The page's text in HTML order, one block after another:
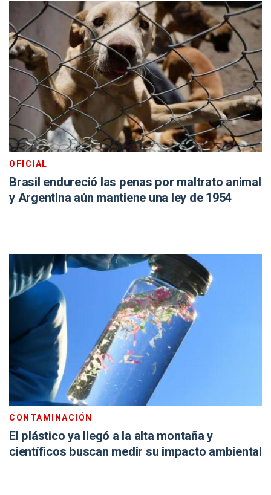
OFICIAL
Brasil endureció las penas por maltrato animal
y Argentina aún mantiene una ley de 1954
CONTAMINACIÓN
El plástico ya llegó a la alta montaña y
científicos buscan medir su impacto ambiental